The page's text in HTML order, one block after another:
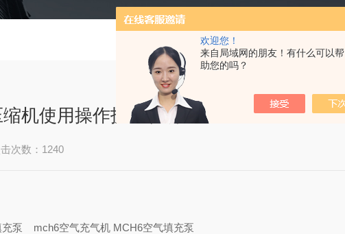
欢迎您！
来自局域网的朋友！有什么可以帮
助您的吗？
机使用操作技巧说明
次数：1240
泵 mch6空气充气机 MCH6空气填充泵